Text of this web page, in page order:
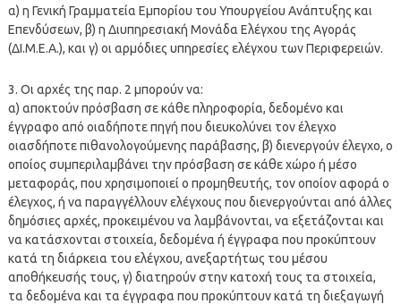
α) η Γενική Γραμματεία Εμπορίου του Υπουργείου Ανάπτυξης και
Επενδύσεων, β) η Διυπηρεσιακή Μονάδα Ελέγχου της Αγοράς
(ΔΙ.Μ.Ε.Α.), και γ) οι αρμόδιες υπηρεσίες ελέγχου των Περιφερειών.
3. Οι αρχές της παρ. 2 μπορούν να:
α) αποκτούν πρόσβαση σε κάθε πληροφορία, δεδομένο και
έγγραφο από οιαδήποτε πηγή που διευκολύνει τον έλεγχο
οιασδήποτε πιθανολογούμενης παράβασης, β) διενεργούν έλεγχο, ο
οποίος συμπεριλαμβάνει την πρόσβαση σε κάθε χώρο ή μέσο
μεταφοράς, που χρησιμοποιεί ο προμηθευτής, τον οποίον αφορά ο
έλεγχος, ή να παραγγέλλουν ελέγχους που διενεργούνται από άλλες
δημόσιες αρχές, προκειμένου να λαμβάνονται, να εξετάζονται και
να κατάσχονται στοιχεία, δεδομένα ή έγγραφα που προκύπτουν
κατά τη διάρκεια του ελέγχου, ανεξαρτήτως του μέσου
αποθήκευσής τους, γ) διατηρούν στην κατοχή τους τα στοιχεία,
τα δεδομένα και τα έγγραφα που προκύπτουν κατά τη διεξαγωγή